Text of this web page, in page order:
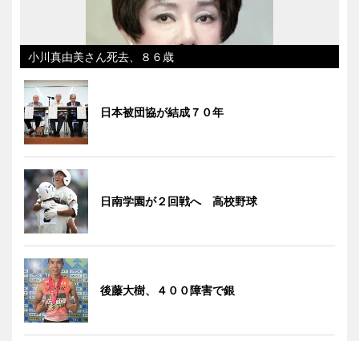
小川真由美さん死去、８６歳
日本被団協が結成７０年
日南学園が２回戦へ 高校野球
後藤大樹、４００障害で銀